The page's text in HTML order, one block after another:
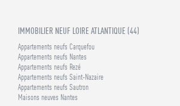
IMMOBILIER NEUF LOIRE ATLANTIQUE (44)
Appartements neufs Carquefou
Appartements neufs Nantes
Appartements neufs Rezé
Appartements neufs Saint-Nazaire
Appartements neufs Sautron
Maisons neuves Nantes